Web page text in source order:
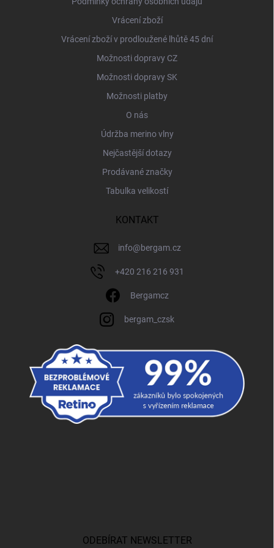
Vrácení zboží
Vrácení zboží v prodloužené lhůtě 45 dní
Možnosti dopravy CZ
Možnosti dopravy SK
Možnosti platby
O nás
Údržba merino vlny
Nejčastější dotazy
Prodávané značky
Tabulka velikostí
KONTAKT
info@bergam.cz
+420 216 216 931
Bergamcz
bergam_czsk
ODEBÍRAT NEWSLETTER